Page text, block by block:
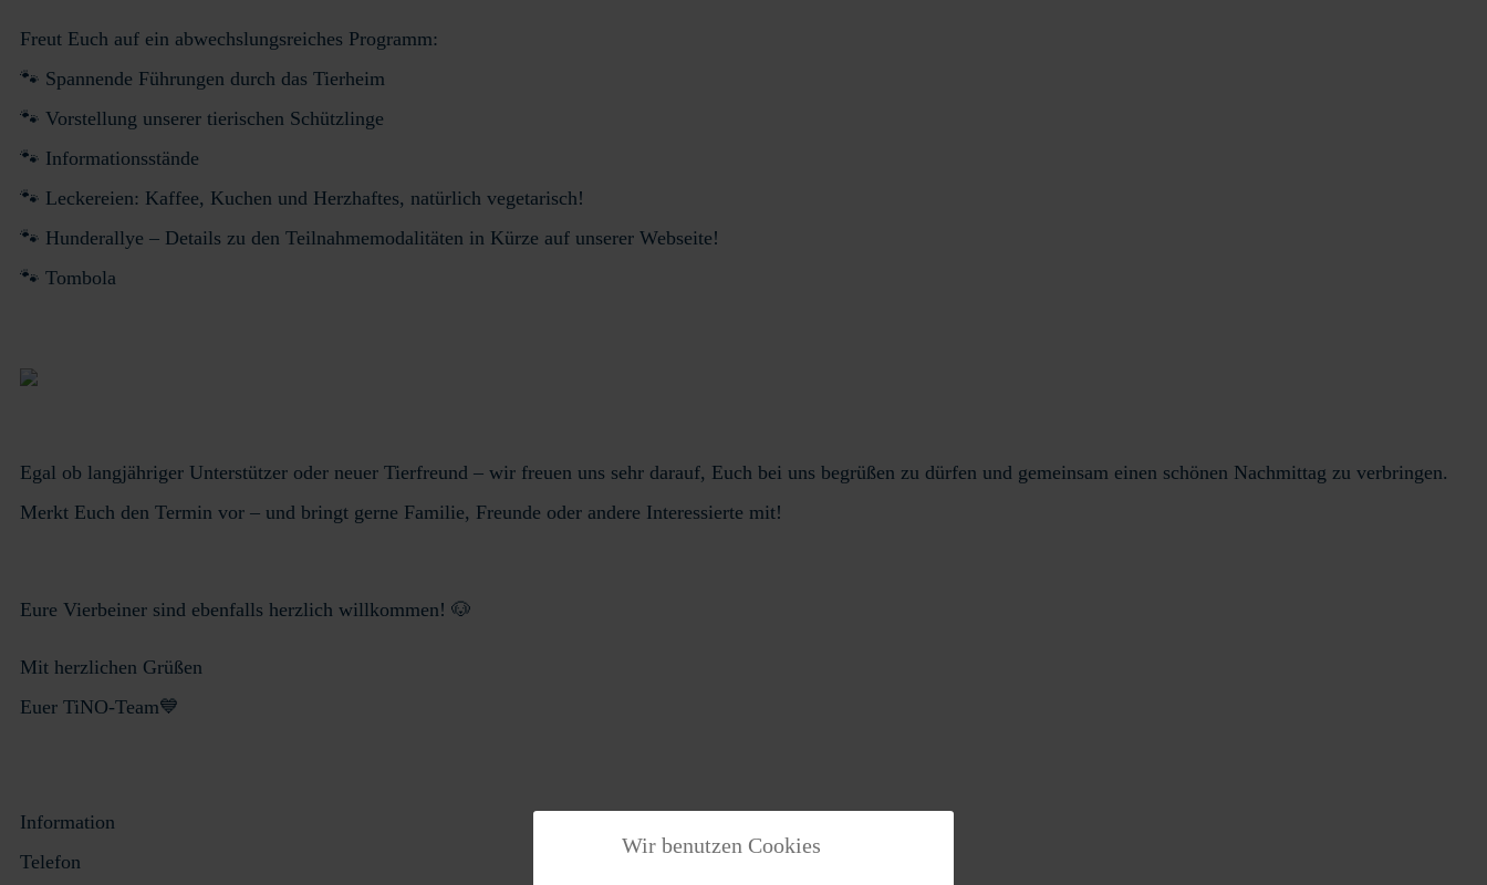
Freut Euch auf ein abwechslungsreiches Programm:
🐾 Spannende Führungen durch das Tierheim
🐾 Vorstellung unserer tierischen Schützlinge
🐾 Informationsstände
🐾 Leckereien: Kaffee, Kuchen und Herzhaftes, natürlich vegetarisch!
🐾 Hunderallye – Details zu den Teilnahmemodalitäten in Kürze auf unserer Webseite!
🐾 Tombola
Egal ob langjähriger Unterstützer oder neuer Tierfreund – wir freuen uns sehr darauf, Euch bei uns begrüßen zu dürfen und gemeinsam einen schönen Nachmittag zu verbringen.
Merkt Euch den Termin vor – und bringt gerne Familie, Freunde oder andere Interessierte mit!
Eure Vierbeiner sind ebenfalls herzlich willkommen! 🐶
Mit herzlichen Grüßen
Euer TiNO-Team💙
Information
Telefon
Wir benutzen Cookies